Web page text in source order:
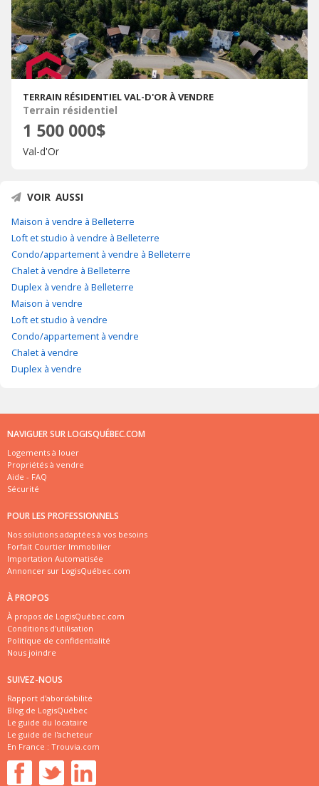
TERRAIN RÉSIDENTIEL VAL-D'OR À VENDRE
Terrain résidentiel
1 500 000$
Val-d'Or
VOIR AUSSI
Maison à vendre à Belleterre
Loft et studio à vendre à Belleterre
Condo/appartement à vendre à Belleterre
Chalet à vendre à Belleterre
Duplex à vendre à Belleterre
Maison à vendre
Loft et studio à vendre
Condo/appartement à vendre
Chalet à vendre
Duplex à vendre
NAVIGUER SUR LOGISQUÉBEC.COM
Logements à louer
Propriétés à vendre
Aide - FAQ
Sécurité
POUR LES PROFESSIONNELS
Nos solutions adaptées à vos besoins
Forfait Courtier Immobilier
Importation Automatisée
Annoncer sur LogisQuébec.com
À PROPOS
À propos de LogisQuébec.com
Conditions d'utilisation
Politique de confidentialité
Nous joindre
SUIVEZ-NOUS
Rapport d'abordabilité
Blog de LogisQuébec
Le guide du locataire
Le guide de l'acheteur
En France : Trouvia.com